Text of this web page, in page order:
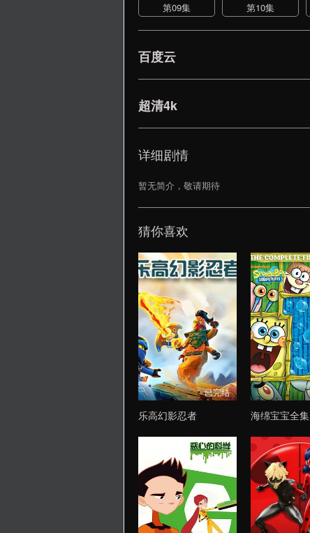
第09集
第10集
百度云
超清4k
详细剧情
暂无简介，敬请期待
猜你喜欢
已完结
乐高幻影忍者 海绵宝宝全集